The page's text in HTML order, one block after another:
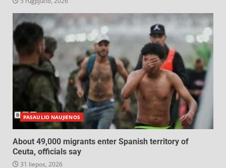
PASAULIO NAUJIENOS
About 49,000 migrants enter Spanish territory of
Ceuta, officials say
31 liepos, 2026